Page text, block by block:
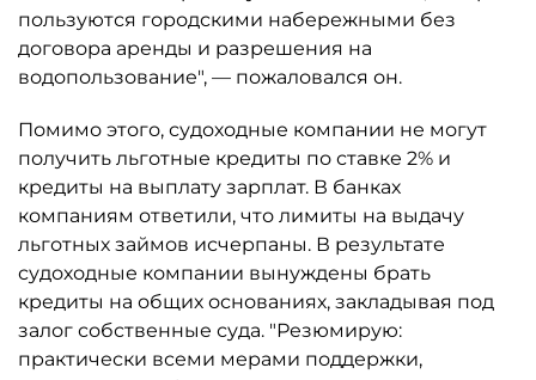
пользуются городскими набережными без
договора аренды и разрешения на
водопользование", — пожаловался он.
Помимо этого, судоходные компании не могут
получить льготные кредиты по ставке 2% и
кредиты на выплату зарплат. В банках
компаниям ответили, что лимиты на выдачу
льготных займов исчерпаны. В результате
судоходные компании вынуждены брать
кредиты на общих основаниях, закладывая под
залог собственные суда. "Резюмирую:
практически всеми мерами поддержки,